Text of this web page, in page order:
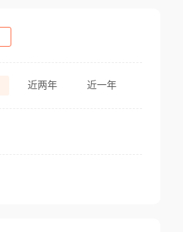
近两年 近一年